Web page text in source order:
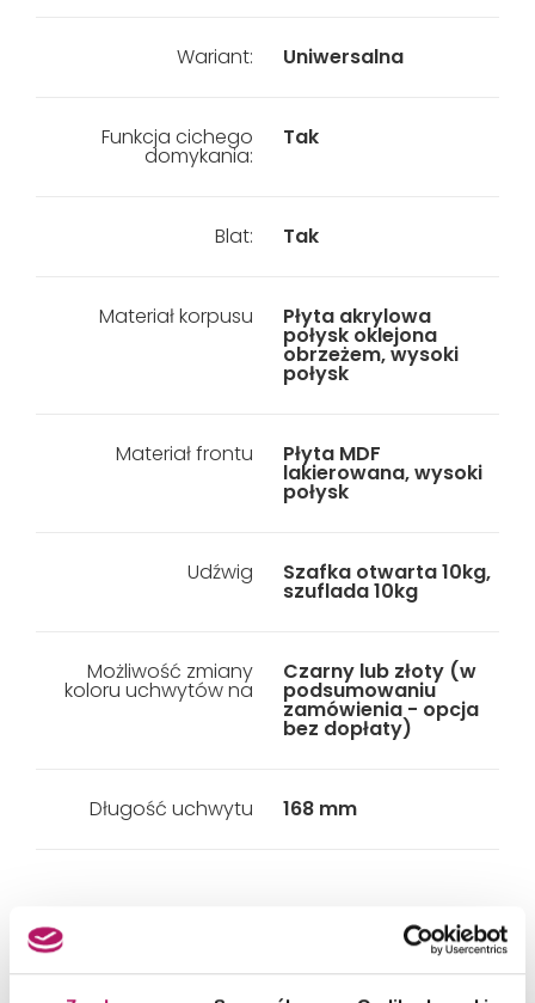
Wariant: Uniwersalna
Funkcja cichego
domykania:
Tak
Blat: Tak
Materiał korpusu Płyta akrylowa
połysk oklejona
obrzeżem, wysoki
połysk
Materiał frontu Płyta MDF
lakierowana, wysoki
połysk
Udźwig Szafka otwarta 10kg,
szuflada 10kg
Możliwość zmiany
koloru uchwytów na
Czarny lub złoty (w
podsumowaniu
zamówienia - opcja
bez dopłaty)
Długość uchwytu 168 mm
PRODUKTY Z KOLEKCJI